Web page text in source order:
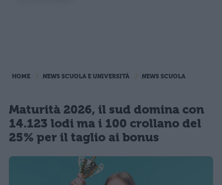
HOME NEWS SCUOLA E UNIVERSITÀ NEWS SCUOLA
Maturità 2026, il sud domina con
14.123 lodi ma i 100 crollano del
25% per il taglio ai bonus